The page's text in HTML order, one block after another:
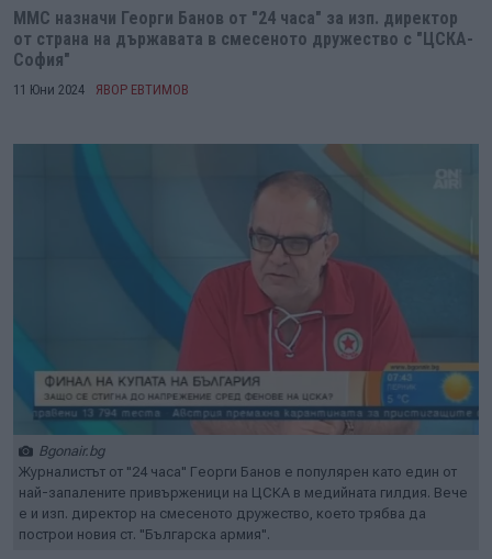
ММС назначи Георги Банов от "24 часа" за изп. директор
от страна на държавата в смесеното дружество с "ЦСКА-
София"
11 Юни 2024 ЯВОР ЕВТИМОВ
Bgonair.bg
Журналистът от "24 часа" Георги Банов е популярен като един от
най-запалените привърженици на ЦСКА в медийната гилдия. Вече
е и изп. директор на смесеното дружество, което трябва да
построи новия ст. "Българска армия".